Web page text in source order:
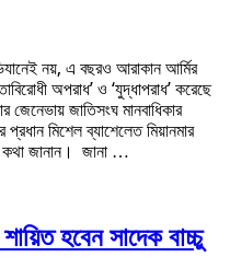
নয়, এ বছরও আরাকান আর্মির
অপরাধ’ ও ‘যুদ্ধাপরাধ’ করেছে
জাতিসংঘ মানবাধিকার
প্রধান মিশেল ব্যাশেলেত মিয়ানমার
কথা জানান। জানা …
হবেন সাদেক বাচ্চু